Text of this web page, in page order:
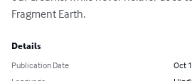
Fragment Earth.
Details
Publication Date
Oct